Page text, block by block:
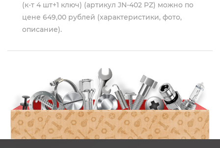
(к-т 4 шт+1 ключ) (артикул JN-402 PZ) можно по
цене 649,00 рублей (характеристики, фото,
описание).